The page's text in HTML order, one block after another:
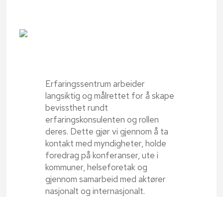
Erfaringssentrum arbeider
langsiktig og målrettet for å skape
bevissthet rundt
erfaringskonsulenten og rollen
deres. Dette gjør vi gjennom å ta
kontakt med myndigheter, holde
foredrag på konferanser, ute i
kommuner, helseforetak og
gjennom samarbeid med aktører
nasjonalt og internasjonalt.